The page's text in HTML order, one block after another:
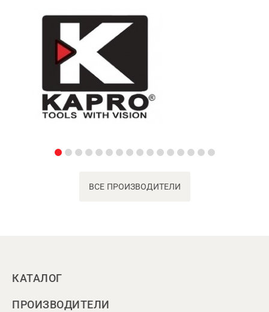
ВСЕ ПРОИЗВОДИТЕЛИ
КАТАЛОГ
ПРОИЗВОДИТЕЛИ